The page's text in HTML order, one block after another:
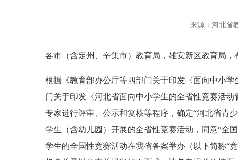
来源： 河北省
各市（含定州、辛集市）教育局，雄安新区教育局，
根据《教育部办公厅等四部门关于印发〈面向中小
门关于印发〈河北省面向中小学生的全省性竞赛活
专家进行评审、公示和复核等程序，确定“河北省青
学生（含幼儿园）开展的全省性竞赛活动，同意“全
学生的全国性竞赛活动在我省备案举办（以下简称“